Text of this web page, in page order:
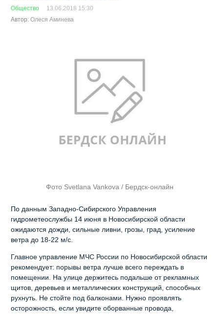
Общество
13.06.2018 15:30
Автор:Олеся Аминева
Фото Svetlana Vankova / Бердск-онлайн
По данным Западно-Сибирского Управления
гидрометеослужбы 14 июня в Новосибирской области
ожидаются дожди, сильные ливни, грозы, град, усиление
ветра до 18-22 м/с.
Главное управление МЧС России по Новосибирской области
рекомендует: порывы ветра лучше всего переждать в
помещении. На улице держитесь подальше от рекламных
щитов, деревьев и металлических конструкций, способных
рухнуть. Не стойте под балконами. Нужно проявлять
осторожность, если увидите оборванные провода,